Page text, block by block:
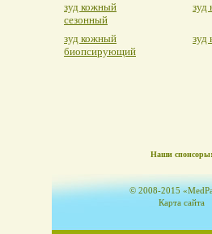
зуд кожный
сезонный
зуд
зуд кожный
биопсирующий
зуд
Наши спонсоры:
© 2008-2015
Карта сайта